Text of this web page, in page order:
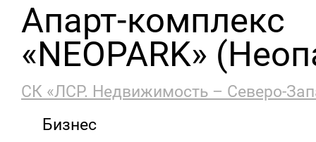
Апарт-комплекс
«NEOPARK»
СК «ЛСР. Недвижимость – Северо-
Бизнес